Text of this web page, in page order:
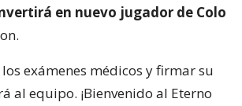
en nuevo jugador de Colo
exámenes médicos y firmar su
al equipo. ¡Bienvenido al Eterno